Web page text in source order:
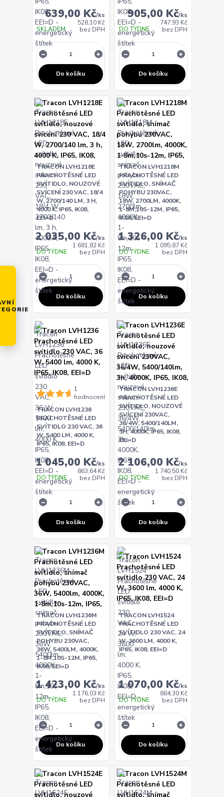
639,00 Kč/ks
528,10 Kč
bez DPH
SKLADEM
Do košíku
905,00 Kč/ks
747,93 Kč
bez DPH
DO TÝDNE
Do košíku
TRACON LVH1218E
PRACHOTĚSNÉ LED
SVÍTIDLO, NOUZOVÉ
SVÍCENÍ 230 VAC, 18/4
W, 2700/140 LM, 3 H,
4000 K, IP65, IK08,
EEI=D
2 035,00 Kč/ks
1 681,82 Kč
bez DPH
DO TÝDNE
Do košíku
TRACON LVH1218M
PRACHOTĚSNÉ LED
SVÍTIDLO, SNÍMAČ
POHYBU 230VAC,
18W, 2700LM, 4000K,
1-8M,10S-12M, IP65,
IK08, EEI=D
1 326,00 Kč/ks
1 095,87 Kč
bez DPH
DO TÝDNE
Do košíku
1
hodnocení
TRACON LVH1236
PRACHOTĚSNÉ LED
SVÍTIDLO 230 VAC, 36
W, 5400 LM, 4000 K,
IP65, IK08, EEI=D
1 045,00 Kč/ks
863,64 Kč
bez DPH
DO TÝDNE
Do košíku
TRACON LVH1236E
PRACHOTĚSNÉ LED
SVÍTIDLO, NOUZOVÉ
SVÍCENÍ 230VAC,
36/4W, 5400/140LM,
3H, 4000K, IP65, IK08,
EEI=D
2 106,00 Kč/ks
1 740,50 Kč
bez DPH
DO TÝDNE
Do košíku
TRACON LVH1236M
PRACHOTĚSNÉ LED
SVÍTIDLO, SNÍMAČ
POHYBU 230VAC,
36W, 5400LM, 4000K,
1-8M,10S-12M, IP65,
IK08, EEI=D
1 423,00 Kč/ks
1 176,03 Kč
bez DPH
DO TÝDNE
Do košíku
TRACON LVH1524
PRACHOTĚSNÉ LED
SVÍTIDLO 230 VAC, 24
W, 3600 LM, 4000 K,
IP65, IK08, EEI=D
1 070,00 Kč/ks
884,30 Kč
bez DPH
DO TÝDNE
Do košíku